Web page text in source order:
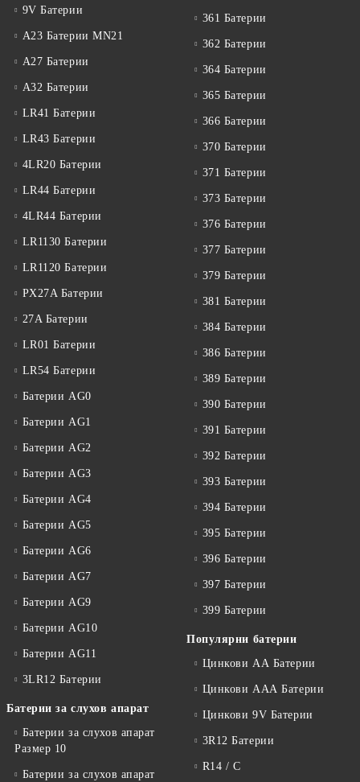
9V Батерии
A23 Батерии MN21
A27 Батерии
A32 Батерии
LR41 Батерии
LR43 Батерии
4LR20 Батерии
LR44 Батерии
4LR44 Батерии
LR1130 Батерии
LR1120 Батерии
PX27A Батерии
27A Батерии
LR01 Батерии
LR54 Батерии
Батерии AG0
Батерии AG1
Батерии AG2
Батерии AG3
Батерии AG4
Батерии AG5
Батерии AG6
Батерии AG7
Батерии AG9
Батерии AG10
Батерии AG11
3LR12 Батерии
Батерии за слухов апарат
Батерии за слухов апарат
Размер 10
Батерии за слухов апарат
361 Батерии
362 Батерии
364 Батерии
365 Батерии
366 Батерии
370 Батерии
371 Батерии
373 Батерии
376 Батерии
377 Батерии
379 Батерии
381 Батерии
384 Батерии
386 Батерии
389 Батерии
390 Батерии
391 Батерии
392 Батерии
393 Батерии
394 Батерии
395 Батерии
396 Батерии
397 Батерии
399 Батерии
Популярни батерии
Цинкови АА Батерии
Цинкови ААА Батерии
Цинкови 9V Батерии
3R12 Батерии
R14 / C